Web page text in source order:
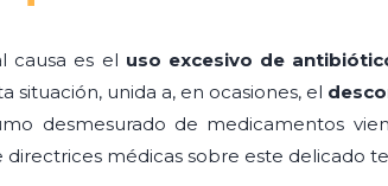
causa es el uso excesivo de
situación, unida a, en ocasiones, el
desmesurado de medicamentos
directrices médicas sobre este delicado